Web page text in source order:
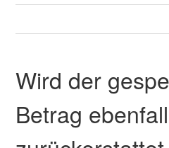
Wird der
Betrag